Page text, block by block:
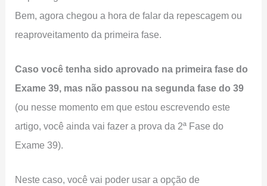
Bem, agora chegou a hora de falar da repescagem ou
reaproveitamento da primeira fase.
Caso você tenha sido aprovado na primeira fase do
Exame 39, mas não passou na segunda fase do 39
(ou nesse momento em que estou escrevendo este
artigo, você ainda vai fazer a prova da 2ª Fase do
Exame 39).
Neste caso, você vai poder usar a opção de